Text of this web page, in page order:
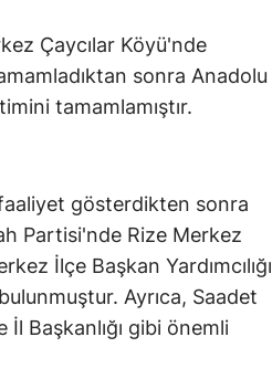
Çaycılar Köyü'nde
sonra Anadolu
tamamlamıştır.
gösterdikten sonra
Partisi'nde Rize Merkez
İlçe Başkan Yardımcılığı
Ayrıca, Saadet
İl Başkanlığı gibi önemli